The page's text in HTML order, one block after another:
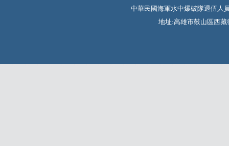
中華民國海軍水中爆破隊退伍人
地址:高雄市鼓山區西藏